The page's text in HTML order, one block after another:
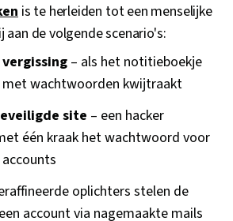
is te herleiden tot een menselijke
aan de volgende scenario's:
– als het notitieboekje
wachtwoorden kwijtraakt
site – een hacker
één kraak het wachtwoord voor
oplichters stelen de
account via nagemaakte mails